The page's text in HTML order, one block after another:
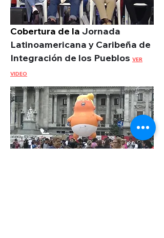
Cobertura de la Jornada
Latinoamericana y Caribeña de
Integración de los Pueblos VER
VIDEO